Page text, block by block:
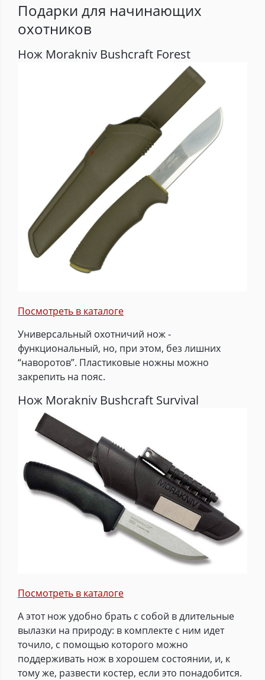
Подарки для начинающих
охотников
Нож Morakniv Bushcraft Forest
Посмотреть в каталоге
Универсальный охотничий нож -
функциональный, но, при этом, без лишних
“наворотов”. Пластиковые ножны можно
закрепить на пояс.
Нож Morakniv Bushcraft Survival
Посмотреть в каталоге
А этот нож удобно брать с собой в длительные
вылазки на природу: в комплекте с ним идет
точило, с помощью которого можно
поддерживать нож в хорошем состоянии, и, к
тому же, развести костер, если это понадобится.